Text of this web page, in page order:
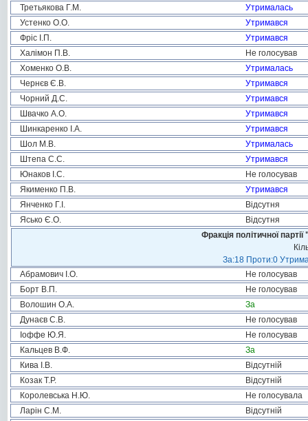
Третьякова Г.М.
Утрималась
Устенко О.О.
Утримався
Фріс І.П.
Утримався
Халімон П.В.
Не голосував
Хоменко О.В.
Утрималась
Чернєв Є.В.
Утримався
Чорний Д.С.
Утримався
Швачко А.О.
Утримався
Шинкаренко І.А.
Утримався
Шол М.В.
Утрималась
Штепа С.С.
Утримався
Юнаков І.С.
Не голосував
Якименко П.В.
Утримався
Янченко Г.І.
Відсутня
Ясько Є.О.
Відсутня
Фракція політичної
За:18 Проти:0
Абрамович І.О.
Не голосував
Борт В.П.
Не голосував
Волошин О.А.
За
Дунаєв С.В.
Не голосував
Іоффе Ю.Я.
Не голосував
Кальцев В.Ф.
За
Кива І.В.
Відсутній
Козак Т.Р.
Відсутній
Королевська Н.Ю.
Не голосувала
Ларін С.М.
Відсутній